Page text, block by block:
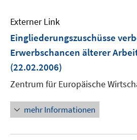
Externer Link
Eingliederungszuschüsse
Erwerbschancen älterer
(22.02.2006)
Zentrum für Europäische
mehr Informationen